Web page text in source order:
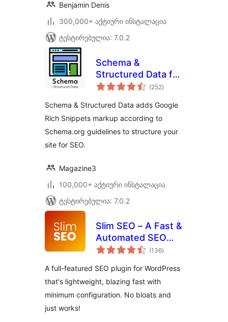
Benjamin Denis
300,000+ აქტიური ინსტალაცია
ტესტირებულია: 7.0.2
Schema &
Structured Data for
WP & AMP
(252საერთო
რეიტინგი
)
Schema & Structured Data adds Google
Rich Snippets markup according to
Schema.org guidelines to structure your
site for SEO.
Magazine3
100,000+ აქტიური ინსტალაცია
ტესტირებულია: 7.0.2
Slim SEO – A Fast &
Automated SEO
Plugin For
(136საერთო
რეიტინგი
)
A full-featured SEO plugin for WordPress
that's lightweight, blazing fast with
minimum configuration. No bloats and
just works!